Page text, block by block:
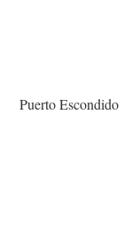
Puerto Escondido